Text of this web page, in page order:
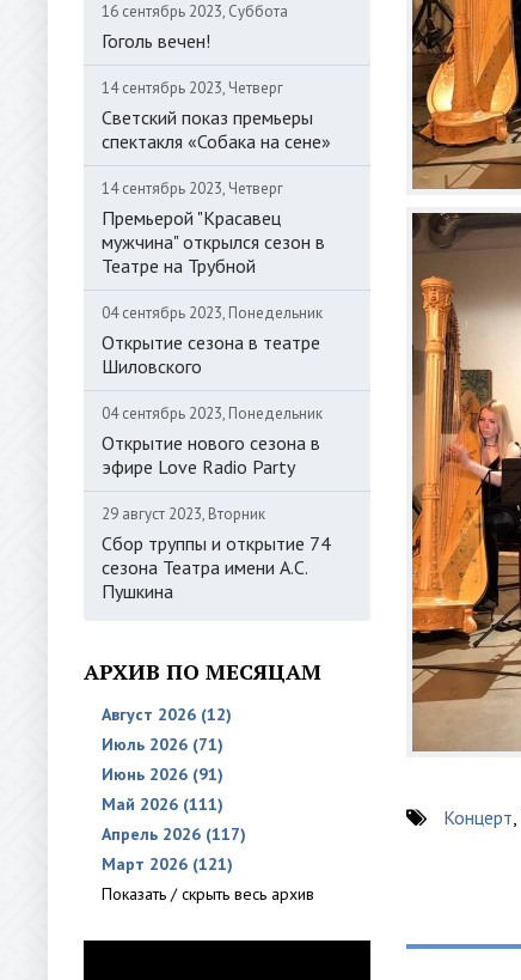
16 сентябрь 2023, Суббота
Гоголь вечен!
14 сентябрь 2023, Четверг
Светский показ премьеры
спектакля «Собака на сене»
14 сентябрь 2023, Четверг
Премьерой "Красавец
мужчина" открылся сезон в
Театре на Трубной
04 сентябрь 2023, Понедельник
Открытие сезона в театре
Шиловского
04 сентябрь 2023, Понедельник
Открытие нового сезона в
эфире Love Radio Party
29 август 2023, Вторник
Сбор труппы и открытие 74
сезона Театра имени А.С.
Пушкина
АРХИВ ПО МЕСЯЦАМ
Август 2026 (12)
Июль 2026 (71)
Июнь 2026 (91)
Май 2026 (111)
Апрель 2026 (117)
Март 2026 (121)
Показать / скрыть весь архив
Концерт,